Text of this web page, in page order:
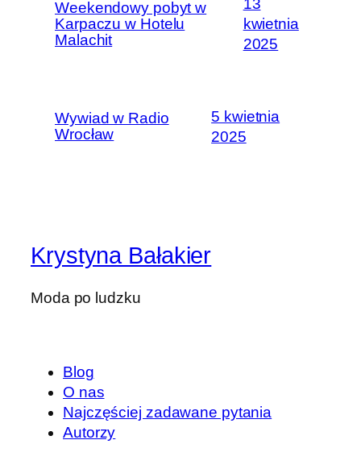
Weekendowy pobyt w
Karpaczu w Hotelu
Malachit
13
kwietnia
2025
Wywiad w Radio
Wrocław
5 kwietnia
2025
Krystyna Bałakier
Moda po ludzku
Blog
O nas
Najczęściej zadawane pytania
Autorzy